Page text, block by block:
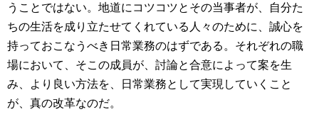
うことではない。地道にコツコツとその当事者が、自分た
ちの生活を成り立たせてくれている人々のために、誠心を
持っておこなうべき日常業務のはずである。それぞれの職
場において、そこの成員が、討論と合意によって案を生
み、より良い方法を、日常業務として実現していくこと
が、真の改革なのだ。